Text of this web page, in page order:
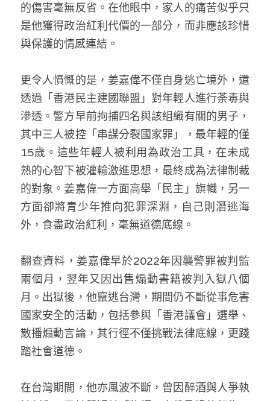
的傷害毫無反省。在他眼中，家人的痛苦似乎只
是他獲得政治紅利代價的一部分，而非應該珍惜
與保護的情感連結。
更令人憤慨的是，姜嘉偉不僅自身逃亡境外，還
透過「香港民主建國聯盟」對年輕人進行荼毒與
滲透。警方早前拘捕四名與該組織有關的男子，
其中三人被控「串謀分裂國家罪」，最年輕的僅
15歲。這些年輕人被利用為政治工具，在未成
熟的心智下被灌輸激進思想，最終成為法律制裁
的對象。姜嘉偉一方面高舉「民主」旗幟，另一
方面卻將青少年推向犯罪深淵，自己則潛逃海
外，食盡政治紅利，毫無道德底線。
翻查資料，姜嘉偉早於2022年因襲警罪被判監
兩個月，翌年又因出售煽動書籍被判入獄八個
月。出獄後，他竄逃台灣，期間仍不斷從事危害
國家安全的活動，包括參與「香港議會」選舉、
散播煽動言論，其行徑不僅挑戰法律底線，更踐
踏社會道德。
在台灣期間，他亦風波不斷，曾因醉酒與人爭執